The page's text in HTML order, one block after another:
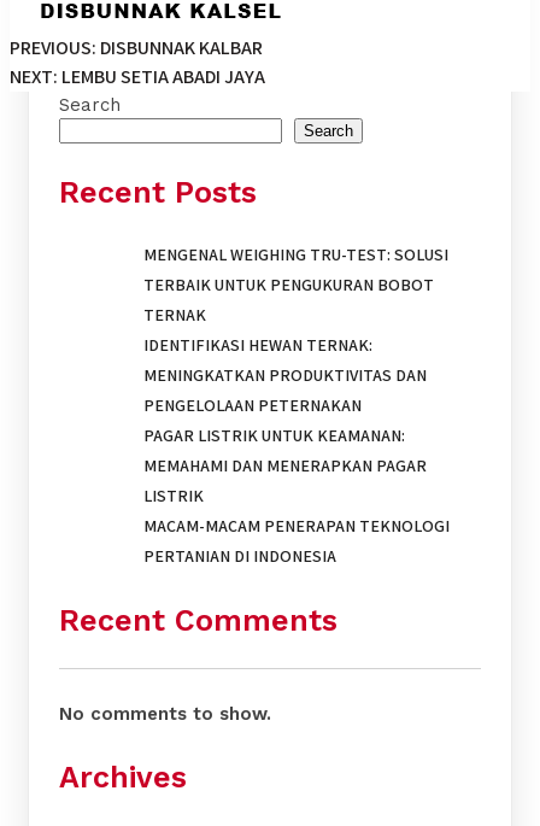
Post
navigation
PREVIOUS: DISBUNNAK KALBAR
NEXT: LEMBU SETIA ABADI JAYA
Search
Search
Recent Posts
MENGENAL WEIGHING TRU-TEST: SOLUSI
TERBAIK UNTUK PENGUKURAN BOBOT
TERNAK
IDENTIFIKASI HEWAN TERNAK:
MENINGKATKAN PRODUKTIVITAS DAN
PENGELOLAAN PETERNAKAN
PAGAR LISTRIK UNTUK KEAMANAN:
MEMAHAMI DAN MENERAPKAN PAGAR
LISTRIK
MACAM-MACAM PENERAPAN TEKNOLOGI
PERTANIAN DI INDONESIA
Recent Comments
No comments to show.
Archives